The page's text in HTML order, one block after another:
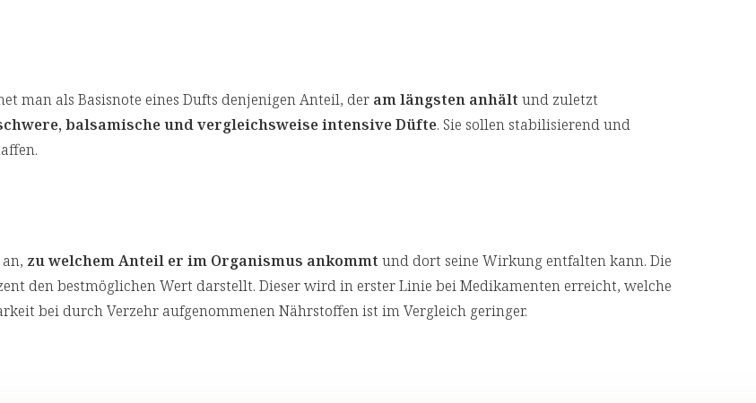
man als Basisnote eines Dufts denjenigen Anteil, der am längsten anhält und zuletzt
balsamische und vergleichsweise intensive Düfte. Sie sollen stabilisierend und
zu welchem Anteil er im Organismus ankommt und dort seine Wirkung entfalten kann. Die
den bestmöglichen Wert darstellt. Dieser wird in erster Linie bei Medikamenten erreicht, welche
bei durch Verzehr aufgenommenen Nährstoffen ist im Vergleich geringer.